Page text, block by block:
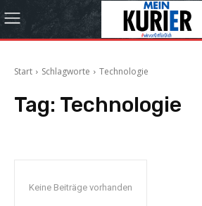
Start Schlagworte Technologie
Tag: Technologie
Keine Beiträge vorhanden